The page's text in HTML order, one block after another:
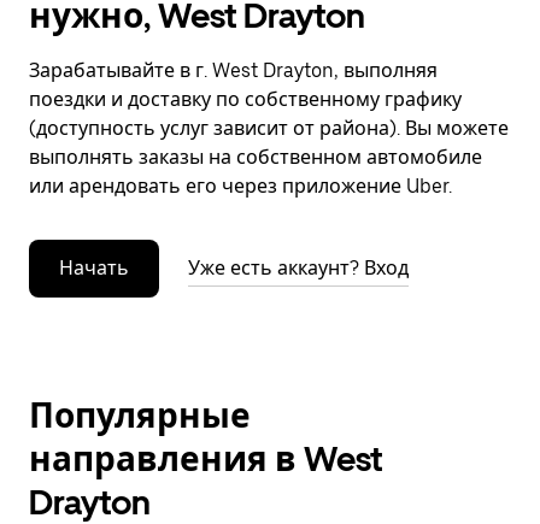
нужно, West Drayton
Зарабатывайте в г. West Drayton, выполняя
поездки и доставку по собственному графику
(доступность услуг зависит от района). Вы можете
выполнять заказы на собственном автомобиле
или арендовать его через приложение Uber.
Начать Уже есть аккаунт? Вход
Популярные
направления в West
Drayton